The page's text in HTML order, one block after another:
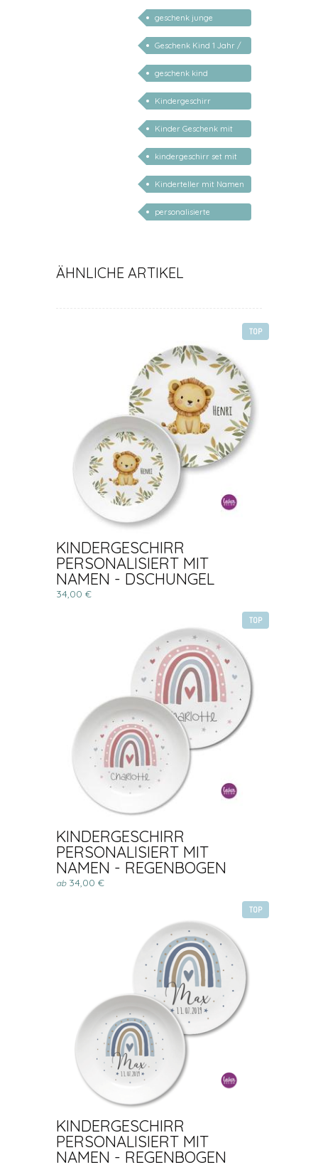
personalisiert
geschenk junge
mädchen
Geschenk Kind 1 Jahr /
2 Jahre / 3 Jahre
geschenk kind
personalisiert
Kindergeschirr
personalisiert
Kinder Geschenk mit
Namen
kindergeschirr set mit
gravur
Kinderteller mit Namen
personalisiert
personalisierte
ÄHNLICHE ARTIKEL
TOP
KINDERGESCHIRR
PERSONALISIERT MIT
NAMEN - DSCHUNGEL
34,00 €
TOP
KINDERGESCHIRR
PERSONALISIERT MIT
NAMEN - REGENBOGEN
ab34,00 €
TOP
KINDERGESCHIRR
PERSONALISIERT MIT
NAMEN - REGENBOGEN